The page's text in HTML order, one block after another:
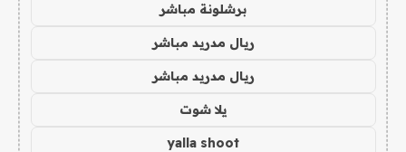
برشلونة مباشر
ريال مدريد مباشر
ريال مدريد مباشر
يلا شوت
yalla shoot